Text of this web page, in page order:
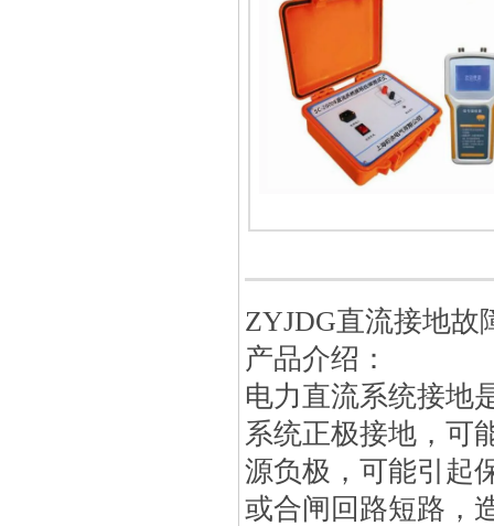
ZYJDG直流接地故
产品介绍：
电力直流系统接地
系统正极接地，可
源负极，可能引起
或合闸回路短路，